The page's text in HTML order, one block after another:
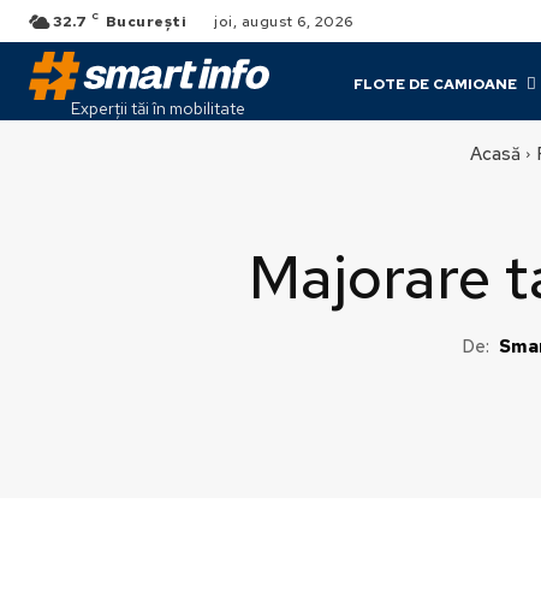
32.7 C București joi, august 6, 2026
Experții tăi în mobilitate
FLOTE DE CAMIOANE
Acasă
Majorare
De: